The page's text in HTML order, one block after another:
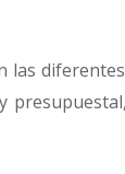
las